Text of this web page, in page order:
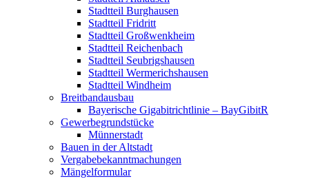
Stadtteil Burghausen
Stadtteil Fridritt
Stadtteil Großwenkheim
Stadtteil Reichenbach
Stadtteil Seubrigshausen
Stadtteil Wermerichshausen
Stadtteil Windheim
Breitbandausbau
Bayerische Gigabitrichtlinie – BayGibitR
Gewerbegrundstücke
Münnerstadt
Bauen in der Altstadt
Vergabebekanntmachungen
Mängelformular